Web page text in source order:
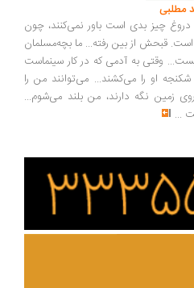
بدی است باور نمی‌کنند، چون
از بین رفته... ما بچه‌مسلمان
به آدمی که در کار سینماست
او را می‌کشند... می‌توانند من را
نگه دارند، من بلند می‌شوم...